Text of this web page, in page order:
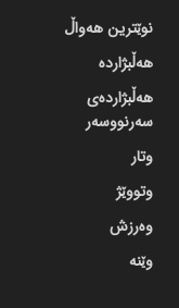
نوێترین هەواڵ
هەڵبژاردە
هەڵبژاردەی
سەرنووسەر
وتار
وتووێژ
وەرزش
وێنە